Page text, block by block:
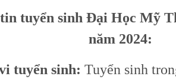
tuyển sinh Đại Học Mỹ
năm 2024:
tuyển sinh: Tuyển sinh